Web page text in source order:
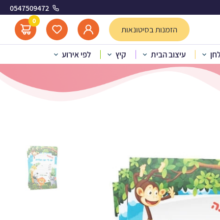
0547509472
הזמנות בסיטונאות
0
עיצוב הבית קיץ לפי אירוע מסיבה – חברים בספארי